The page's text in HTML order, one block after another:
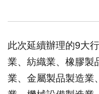
此次延續辦理的9大
業、紡織業、橡膠製
業、金屬製品製造業